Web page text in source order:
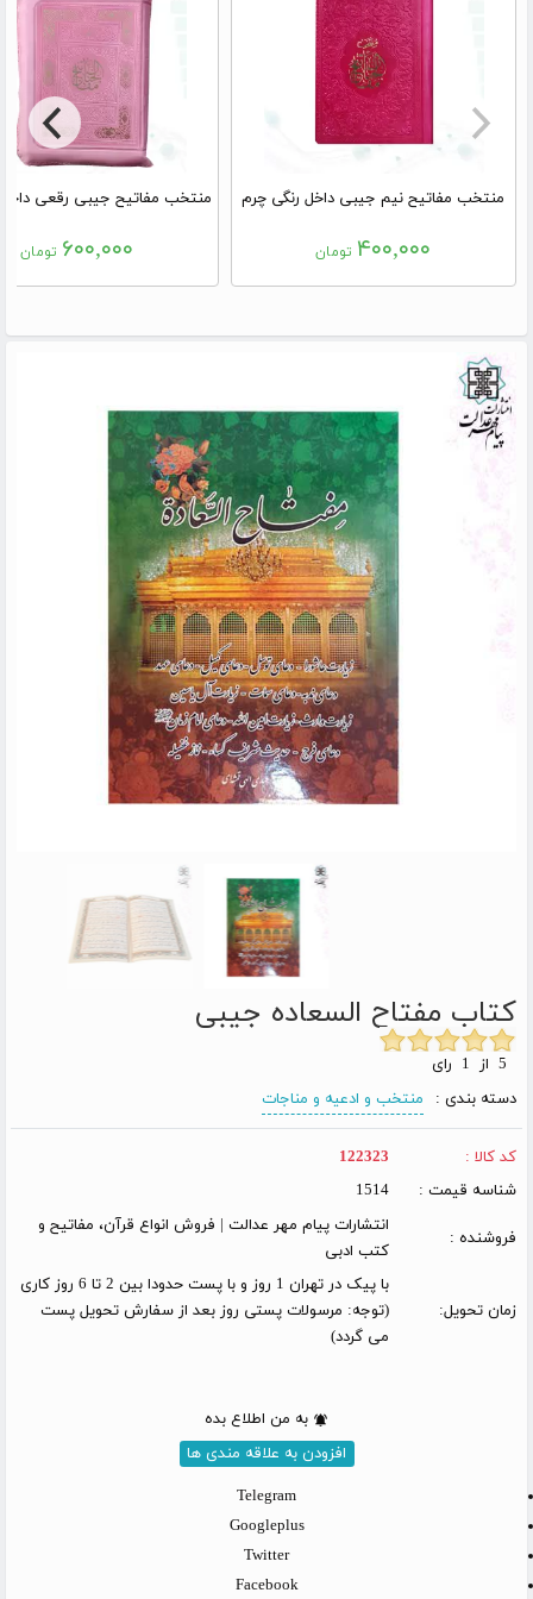
منتخب مفاتیح نیم جیبی داخل رنگی چرم
۴۰۰,۰۰۰ تومان ۶۰۰,۰۰۰ تومان
کتاب مفتاح السعاده جیبی
دسته بندی :
منتخب و ادعیه و مناجات
کد کالا :
122323
شناسه قیمت :
1514
فروشنده :
انتشارات پیام مهر عدالت | فروش انواع قرآن، مفاتیح و
کتب ادبی
زمان تحویل:
با پیک در تهران 1 روز و با پست حدودا بین 2 تا 6 روز کاری
(توجه: مرسولات پستی روز بعد از سفارش تحویل پست
می گردد)
به من اطلاع بده
افزودن به علاقه مندی ها
Telegram
Googleplus
Twitter
Facebook